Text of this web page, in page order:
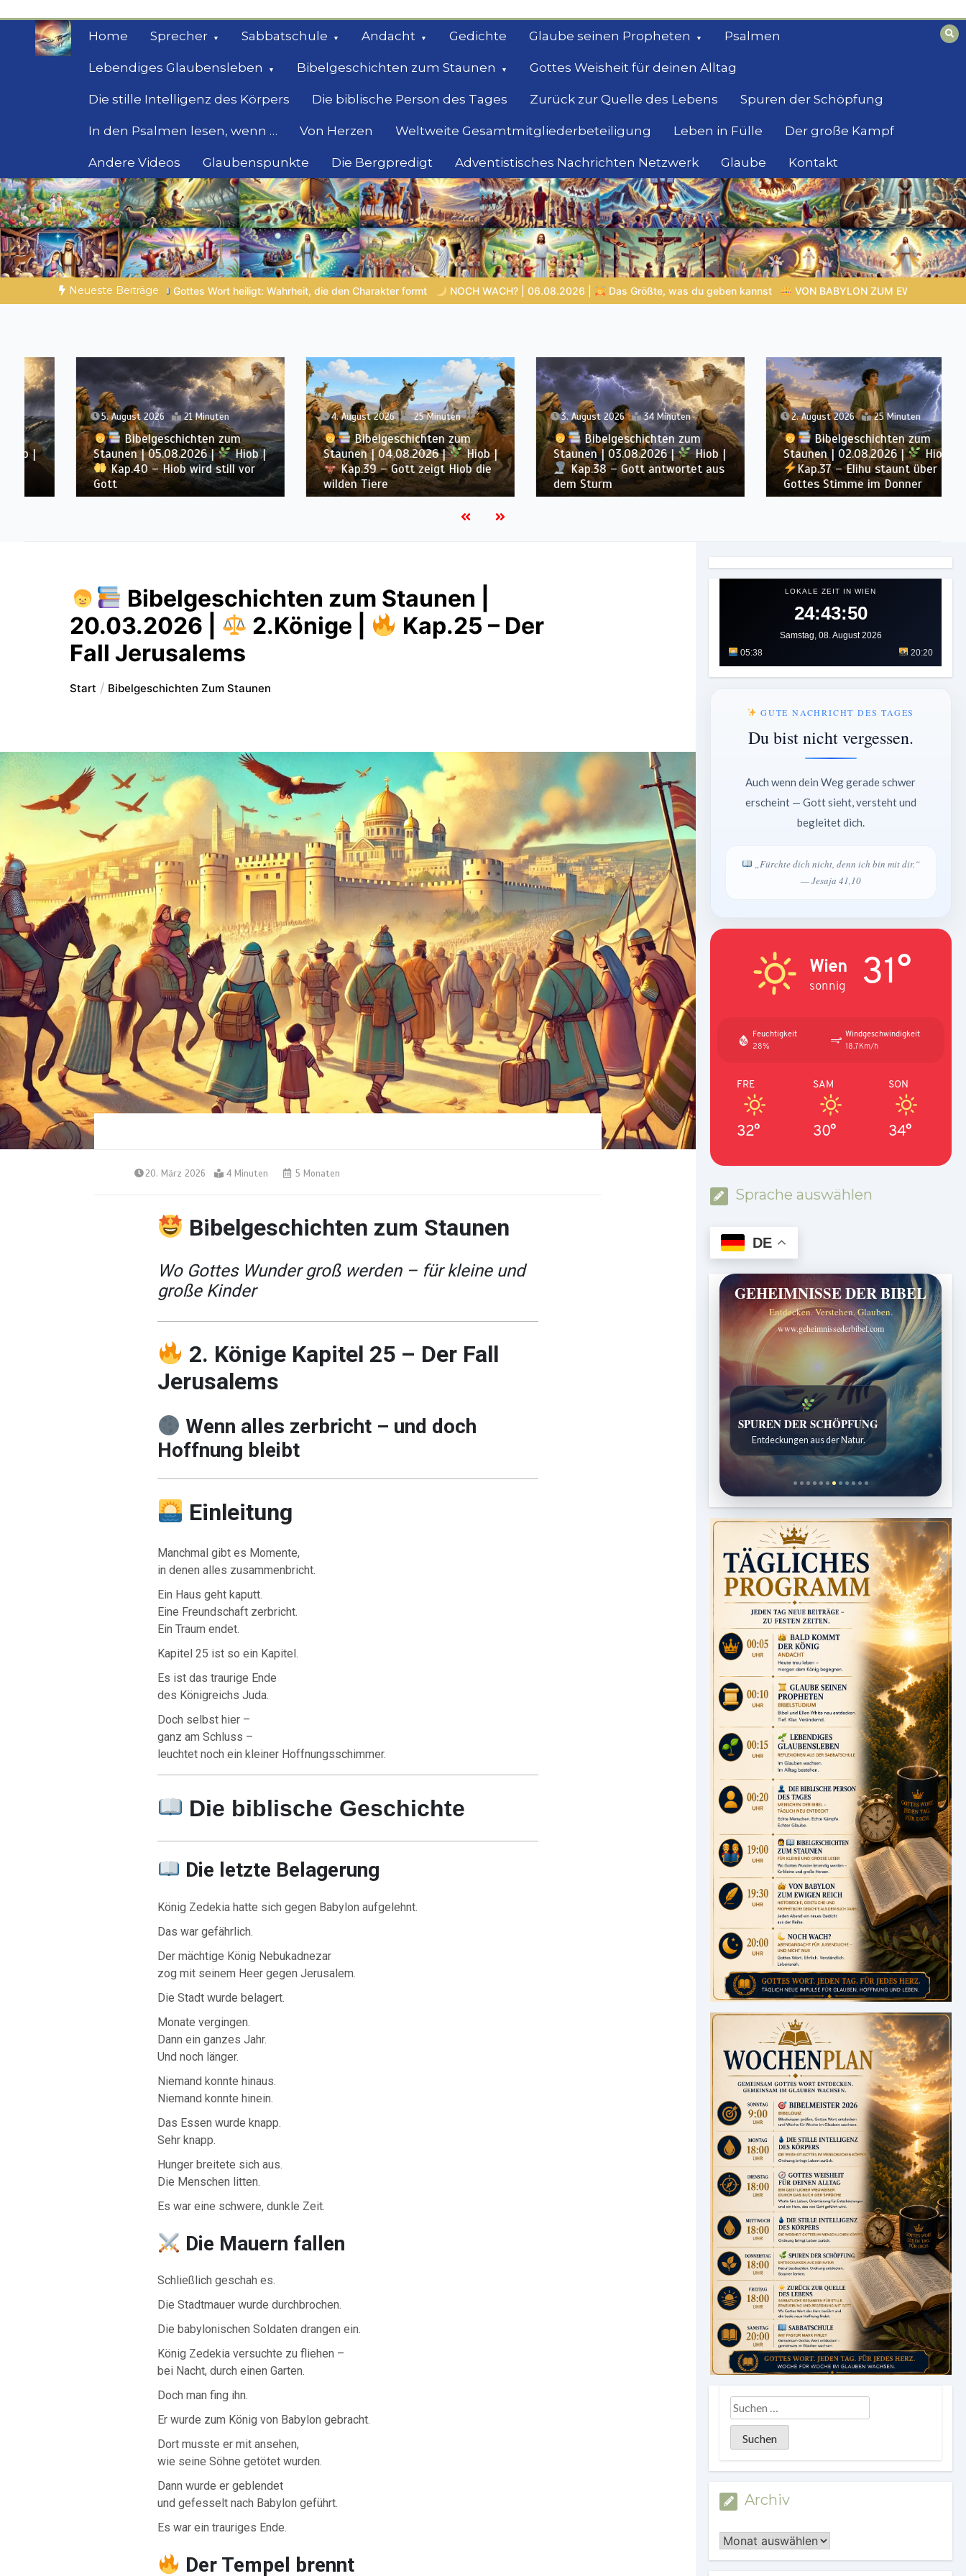
springen
Home Sprecher Sabbatschule Andacht Gedichte Glaube seinen Propheten Psalmen
Lebendiges Glaubensleben Bibelgeschichten zum Staunen Gottes Weisheit für deinen Alltag
Die stille Intelligenz des Körpers Die biblische Person des Tages Zurück zur Quelle des Lebens Spuren der Schöpfung
In den Psalmen lesen, wenn … Von Herzen Weltweite Gesamtmitgliederbeteiligung Leben in Fülle Der große Kampf
Andere Videos Glaubenspunkte Die Bergpredigt Adventistisches Nachrichten Netzwerk Glaube Kontakt
Geheimnisse der Bibel
Biblische Einsichten für Menschen auf der Suche
Neueste Beiträge
heiligt: Wahrheit, die den Charakter formt NOCH WACH? | 06.08.2026 | Das Größte, was du geben kannst VON BABYLON ZUM EWIGEN REICH | Kap.1 – Miniserie 4: Die
5. August 2026 21 Minuten
Bibelgeschichten zum
Staunen | 05.08.2026 |
Hiob |
Kap.40 – Hiob wird still vor
4. August 2026 25 Minuten
Bibelgeschichten zum
Staunen | 04.08.2026 |
Hiob |
Kap.39 – Gott zeigt Hiob die
wilden Tiere
3. August 2026 34 Minuten
Bibelgeschichten zum
Staunen | 03.08.2026 |
Hiob |
Kap.38 – Gott antwortet aus
dem Sturm
2. August 2026 25 Minuten
Bibelgeschichten zum
Staunen | 02.08.2026 |
Hiob |
Kap.37 – Elihu staunt über
Gottes Stimme im Donner
Bibelgeschichten zum Staunen |
20.03.2026 |
2.Könige |
Kap.25 – Der
Fall Jerusalems
Start Bibelgeschichten Zum Staunen
20. März 2026 4 Minuten 5 Monaten
Bibelgeschichten zum Staunen
Wo Gottes Wunder groß werden – für kleine und
große Kinder
2. Könige Kapitel 25 – Der Fall
Jerusalems
Wenn alles zerbricht – und doch
Hoffnung bleibt
Einleitung
Manchmal gibt es Momente,
in denen alles zusammenbricht.
Ein Haus geht kaputt.
Eine Freundschaft zerbricht.
Ein Traum endet.
Kapitel 25 ist so ein Kapitel.
Es ist das traurige Ende
des Königreichs Juda.
Doch selbst hier –
ganz am Schluss –
leuchtet noch ein kleiner Hoffnungsschimmer.
Die biblische Geschichte
Die letzte Belagerung
König Zedekia hatte sich gegen Babylon aufgelehnt.
Das war gefährlich.
Der mächtige König Nebukadnezar
zog mit seinem Heer gegen Jerusalem.
Die Stadt wurde belagert.
Monate vergingen.
Dann ein ganzes Jahr.
Und noch länger.
Niemand konnte hinaus.
Niemand konnte hinein.
Das Essen wurde knapp.
Sehr knapp.
Hunger breitete sich aus.
Die Menschen litten.
Es war eine schwere, dunkle Zeit.
Die Mauern fallen
Schließlich geschah es.
Die Stadtmauer wurde durchbrochen.
Die babylonischen Soldaten drangen ein.
König Zedekia versuchte zu fliehen –
bei Nacht, durch einen Garten.
Doch man fing ihn.
Er wurde zum König von Babylon gebracht.
Dort musste er mit ansehen,
wie seine Söhne getötet wurden.
Dann wurde er geblendet
und gefesselt nach Babylon geführt.
Es war ein trauriges Ende.
Der Tempel brennt
LOKALE ZEIT IN WIEN
24:43:52
Samstag, 08. August 2026
05:38
20:20
GUTE NACHRICHT DES TAGES
Du bist nicht vergessen.
Auch wenn dein Weg gerade schwer
erscheint — Gott sieht, versteht und
begleitet dich.
„Fürchte dich nicht, denn ich bin mit dir.“
— Jesaja 41,10
Wien
sonnig 31°
Feuchtigkeit
28%
Windgeschwindigkeit
18.7Km/h
FRE
32°
SAM
30°
SON
34°
Sprache auswählen
DE
GEHEIMNISSE DER BIBEL
Entdecken. Verstehen. Glauben.
www.geheimnissederbibel.com
SPUREN DER SCHÖPFUNG
Entdeckungen aus der Natur.
Archiv
Archiv